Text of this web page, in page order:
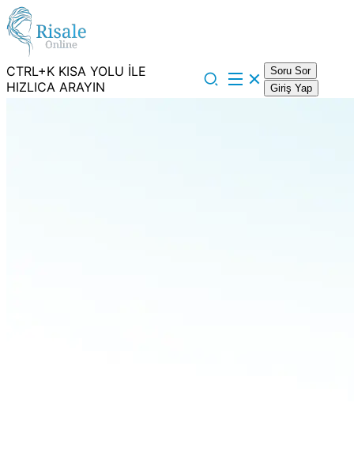
CTRL+K KISA YOLU İLE
HIZLICA ARAYIN
Soru Sor
Giriş Yap